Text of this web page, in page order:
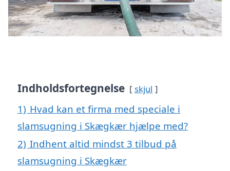
Indholdsfortegnelse skjul
1) Hvad kan et firma med speciale i
slamsugning i Skægkær hjælpe med?
2) Indhent altid mindst 3 tilbud på
slamsugning i Skægkær